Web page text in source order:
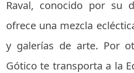
Raval, conocido por su
ofrece una mezcla
y galerías de arte. Por
Gótico te transporta a la